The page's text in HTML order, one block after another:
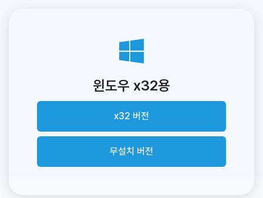
윈도우 x32용
x32 버전
무설치 버전